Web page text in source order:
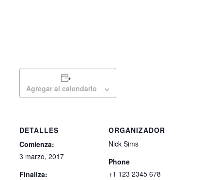
Agregar al calendario
DETALLES
Comienza:
3 marzo, 2017
Finaliza:
ORGANIZADOR
Nick Sims
Phone
+1 123 2345 678